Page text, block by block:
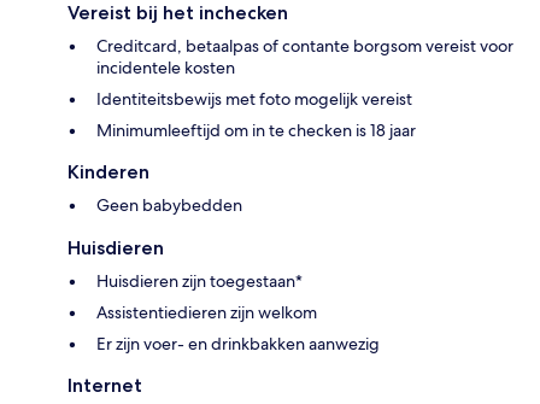
Vereist bij het inchecken
Creditcard, betaalpas of contante borgsom vereist voor
incidentele kosten
Identiteitsbewijs met foto mogelijk vereist
Minimumleeftijd om in te checken is 18 jaar
Kinderen
Geen babybedden
Huisdieren
Huisdieren zijn toegestaan*
Assistentiedieren zijn welkom
Er zijn voer- en drinkbakken aanwezig
Internet